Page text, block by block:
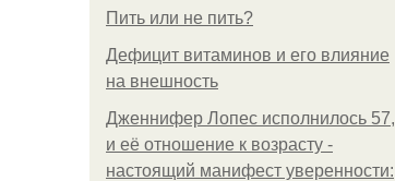
Пить или не пить?
Дефицит витаминов и его влияние
на внешность
Дженнифер Лопес исполнилось 57,
и её отношение к возрасту -
настоящий манифест уверенности: